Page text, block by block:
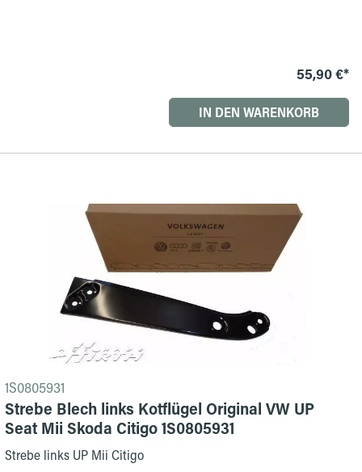
55,90 €*
IN DEN WARENKORB
1S0805931
Strebe Blech links Kotflügel Original VW UP
Seat Mii Skoda Citigo 1S0805931
Strebe links UP Mii Citigo